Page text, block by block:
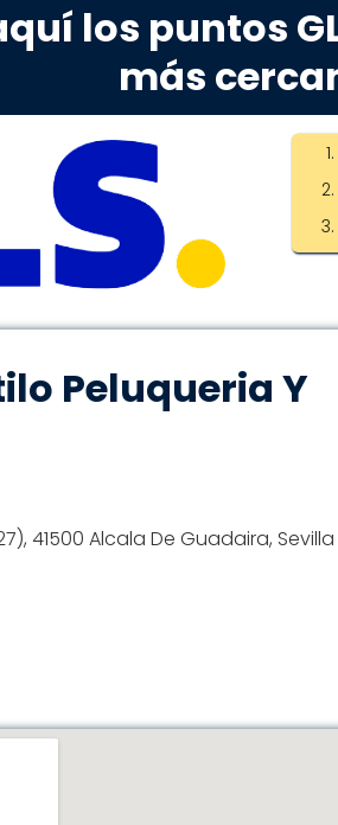
los puntos
más
Peluqueria Y
27), 41500 Alcala De Guadaira, Sevilla